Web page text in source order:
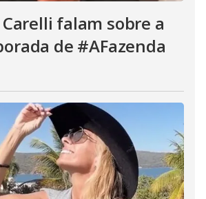
falam sobre a
de #AFazenda